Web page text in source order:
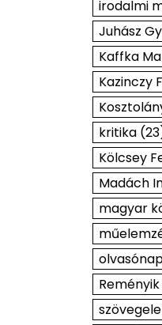
irodalmi
Juhász
Kaffka
Kazinczy
kritika
Kölcsey
Madách
magyar